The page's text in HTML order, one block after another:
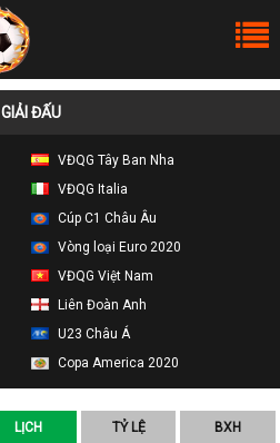
GIẢI ĐẤU
VĐQG Tây Ban Nha
VĐQG Italia
Cúp C1 Châu Âu
Vòng loại Euro 2020
VĐQG Việt Nam
Liên Đoàn Anh
U23 Châu Á
Copa America 2020
LỊCH TỶ LỆ BXH